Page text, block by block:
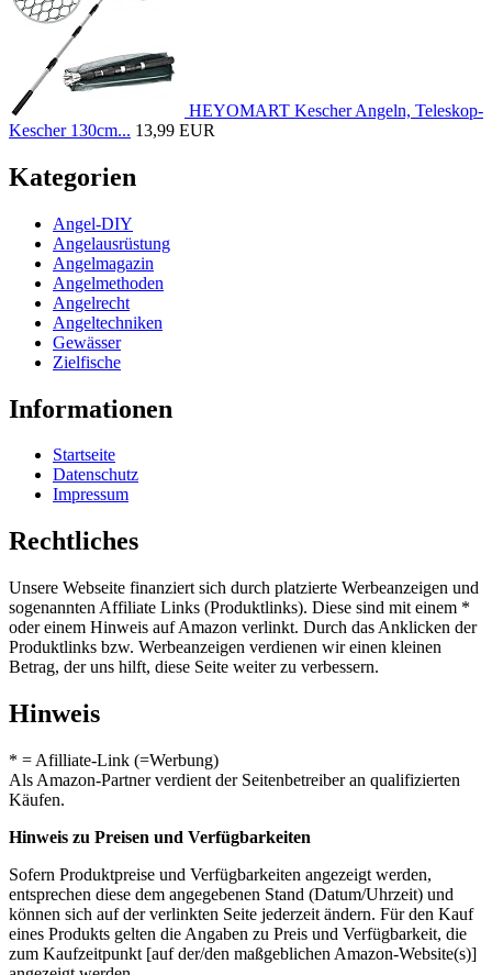
HEYOMART Kescher Angeln, Teleskop-
Kescher 130cm... 13,99 EUR
Kategorien
Angel-DIY
Angelausrüstung
Angelmagazin
Angelmethoden
Angelrecht
Angeltechniken
Gewässer
Zielfische
Informationen
Startseite
Datenschutz
Impressum
Rechtliches
Unsere Webseite finanziert sich durch platzierte Werbeanzeigen und
sogenannten Affiliate Links (Produktlinks). Diese sind mit einem *
oder einem Hinweis auf Amazon verlinkt. Durch das Anklicken der
Produktlinks bzw. Werbeanzeigen verdienen wir einen kleinen
Betrag, der uns hilft, diese Seite weiter zu verbessern.
Hinweis
* = Afilliate-Link (=Werbung)
Als Amazon-Partner verdient der Seitenbetreiber an qualifizierten
Käufen.
Hinweis zu Preisen und Verfügbarkeiten
Sofern Produktpreise und Verfügbarkeiten angezeigt werden,
entsprechen diese dem angegebenen Stand (Datum/Uhrzeit) und
können sich auf der verlinkten Seite jederzeit ändern. Für den Kauf
eines Produkts gelten die Angaben zu Preis und Verfügbarkeit, die
zum Kaufzeitpunkt [auf der/den maßgeblichen Amazon-Website(s)]